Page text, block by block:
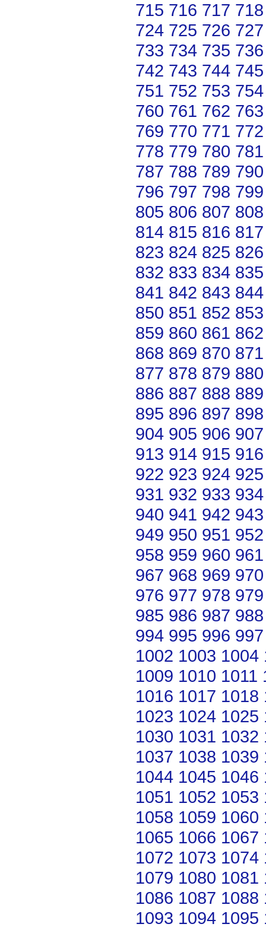
715 716 717 718
724 725 726 727
733 734 735 736
742 743 744 745
751 752 753 754
760 761 762 763
769 770 771 772
778 779 780 781
787 788 789 790
796 797 798 799
805 806 807 808
814 815 816 817
823 824 825 826
832 833 834 835
841 842 843 844
850 851 852 853
859 860 861 862
868 869 870 871
877 878 879 880
886 887 888 889
895 896 897 898
904 905 906 907
913 914 915 916
922 923 924 925
931 932 933 934
940 941 942 943
949 950 951 952
958 959 960 961
967 968 969 970
976 977 978 979
985 986 987 988
994 995 996 997
1002 1003 1004
1009 1010 1011
1016 1017 1018
1023 1024 1025
1030 1031 1032
1037 1038 1039
1044 1045 1046
1051 1052 1053
1058 1059 1060
1065 1066 1067
1072 1073 1074
1079 1080 1081
1086 1087 1088
1093 1094 1095